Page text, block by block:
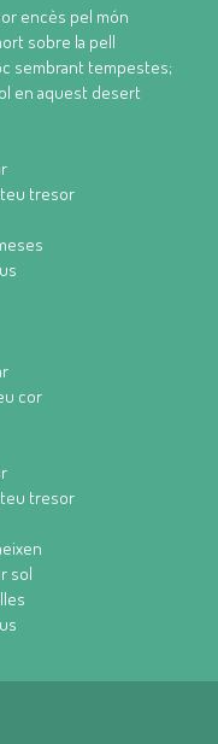
encès pel món
sobre la pell
sembrant tempestes;
en aquest desert
tresor
cor
tresor
sol